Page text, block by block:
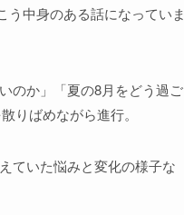
う中身のある話になっていま
のか」「夏の8月をどう過ご
りばめながら進行。
ていた悩みと変化の様子な